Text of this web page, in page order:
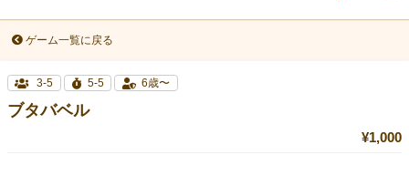
ゲーム一覧に戻る
3-5 5-5 6歳〜
ブタバベル
¥1,000